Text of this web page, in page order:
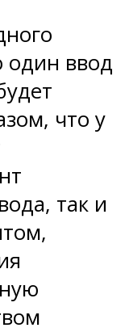
один ввод
что у
так и